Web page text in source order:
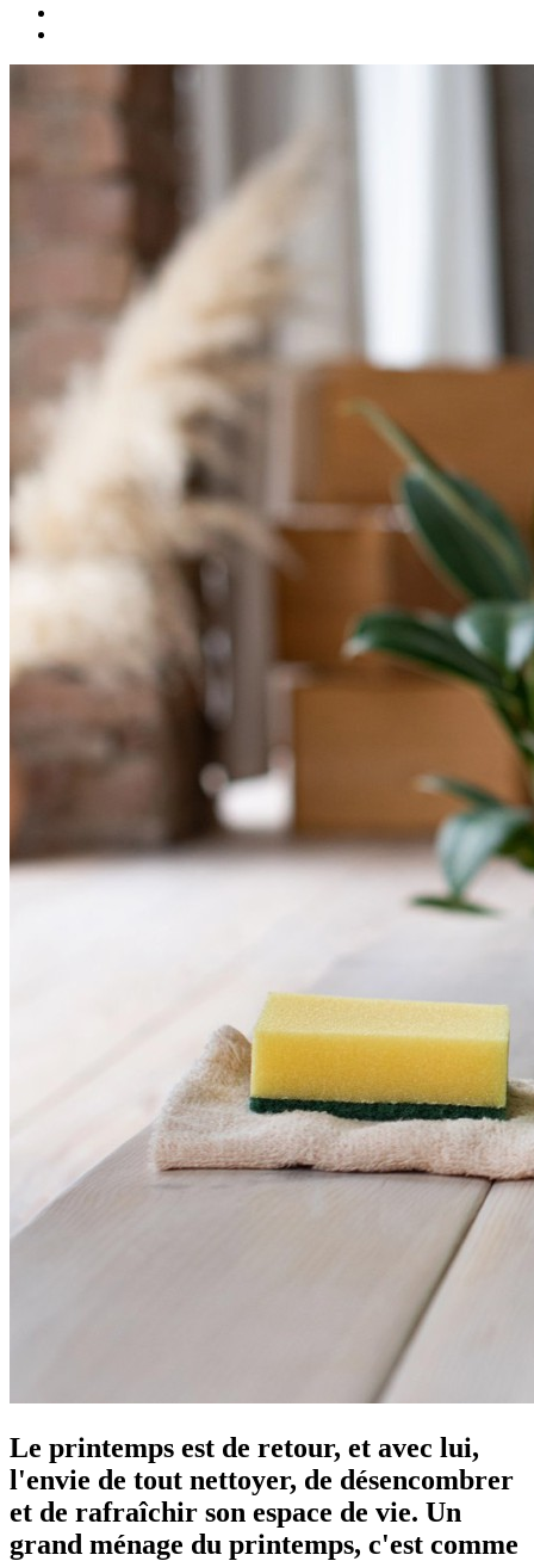
Le printemps est de retour, et avec lui,
l'envie de tout nettoyer, de désencombrer
et de rafraîchir son espace de vie. Un
grand ménage du printemps, c'est comme